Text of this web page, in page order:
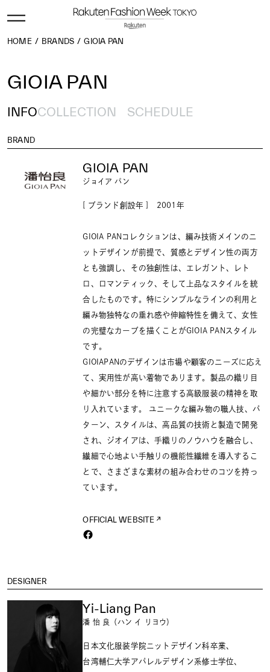
HOME BRANDS GIOIA PAN
GIOIA PAN
INFOCOLLECTION SCHEDULE
BRAND
GIOIA PAN
ジョイア パン
[ ブランド創設年 ] 2001年
GIOIA PANコレクションは、編み技術メインのニ
ットデザインが前提で、質感とデザイン性の両方
とも強調し、その独創性は、エレガント、レト
ロ、ロマンティック、そして上品なスタイルを統
合したものです。特にシンプルなラインの利用と
編み物独特なの垂れ感や伸縮特性を備えて、女性
の完璧なカーブを描くことがGIOIA PANスタイル
です。
GIOIAPANのデザインは市場や顧客のニーズに応え
て、実用性が高い着物であります。製品の織り目
や細かい部分を特に注意する高級服装の精神を取
り入れています。 ユニークな編み物の職人技、パ
ターン、スタイルは、高品質の技術と製造で開発
され、ジオイアは、手織りのノウハウを融合し、
繊細で心地よい手触りの機能性繊維を導入するこ
とで、さまざまな素材の組み合わせのコツを持っ
ています。
OFFICIAL WEBSITE
DESIGNER
Yi-Liang Pan
潘 怡 良（ハン イ リヨウ）
日本文化服装学院ニットデザイン科卒業、
台湾輔仁大学アパレルデザイン系修士学位、